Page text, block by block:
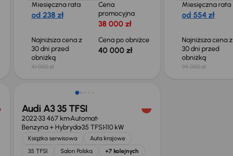
Miesięczna rata
od 238 zł
Cena
promocyjna
38 000 zł
Najniższa cena z
30 dni przed
obniżką
41 000 zł
Cena po obniżce
40 000 zł
Miesięczna rata
od 554 zł
Najniższa cena z
30 dni przed
obniżką
94 000 zł
Świeżo skupione
Audi A3 35 TFSI
202233 467 kmAutomat
Benzyna + Hybryda35 TFSI110 kW
Książka serwisowa
Auta krajowe
35 TFSI
Salon Polska +7 kolejnych